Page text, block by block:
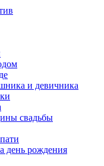
и девичника
свадьбы
день рождения